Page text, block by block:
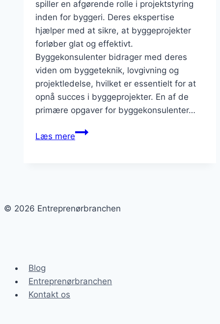
spiller en afgørende rolle i projektstyring
inden for byggeri. Deres ekspertise
hjælper med at sikre, at byggeprojekter
forløber glat og effektivt.
Byggekonsulenter bidrager med deres
viden om byggeteknik, lovgivning og
projektledelse, hvilket er essentielt for at
opnå succes i byggeprojekter. En af de
primære opgaver for byggekonsulenter…
Læs mereBidrag
© 2026 Entreprenørbranchen
Blog
Entreprenørbranchen
Kontakt os